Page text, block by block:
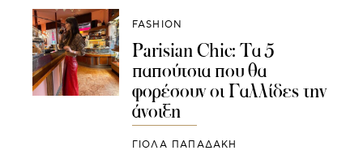
FASHION
Parisian Chic: Τα 5
παπούτσια που θα
φορέσουν οι Γαλλίδες την
άνοιξη
ΓΙΌΛΑ ΠΑΠΑΔΆΚΗ